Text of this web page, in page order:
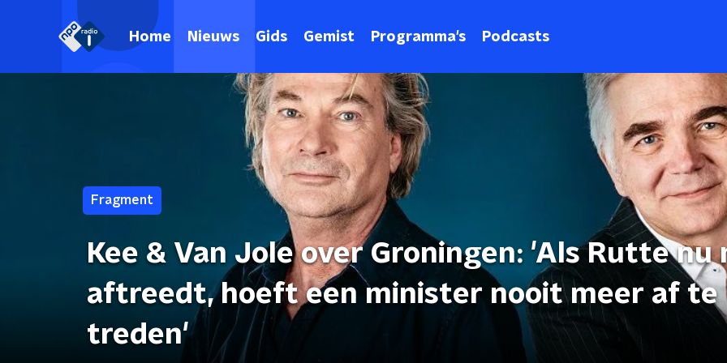
Home Nieuws Gids Gemist Programma's Podcasts
Fragment
Kee & Van Jole over Groningen: 'Als Rutte nu
aftreedt, hoeft een minister nooit meer af te
treden'